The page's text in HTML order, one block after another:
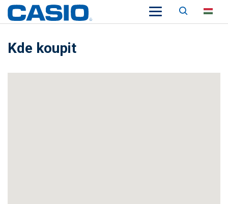
Keresés
Kde koupit